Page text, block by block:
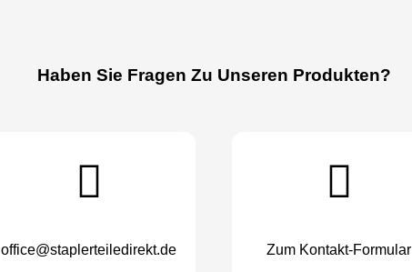
Haben Sie Fragen Zu Unseren Produkten?
office@staplerteiledirekt.de Zum Kontakt-Formular